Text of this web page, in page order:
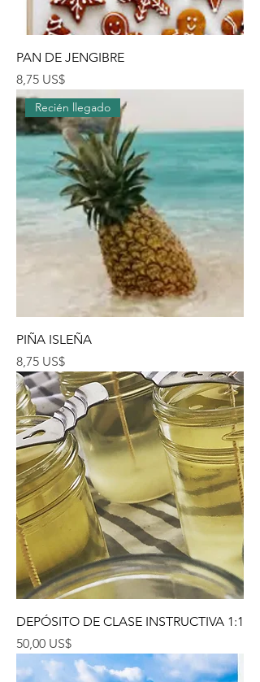
PAN DE JENGIBRE
Precio
8,75 US$
Recién llegado
PIÑA ISLEÑA
Precio
8,75 US$
DEPÓSITO DE CLASE INSTRUCTIVA 1:1
Precio
50,00 US$